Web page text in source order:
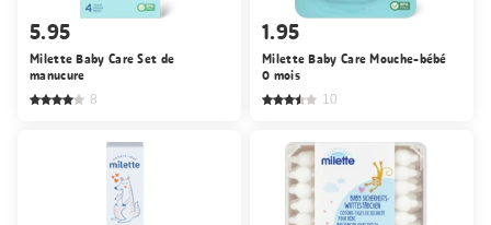
5.95
Milette Baby Care Set de
manucure
8
1.95
Milette Baby Care Mouche-bébé
0 mois
10